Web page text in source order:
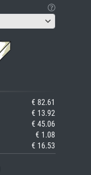
€ 82.61
€ 13.92
€ 45.06
€ 1.08
€ 16.53